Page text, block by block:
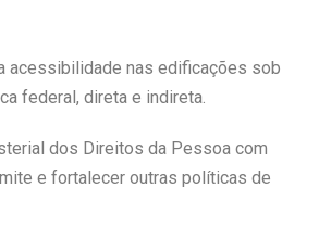
acessibilidade nas edificações sob
federal, direta e indireta.
dos Direitos da Pessoa com
e fortalecer outras políticas de